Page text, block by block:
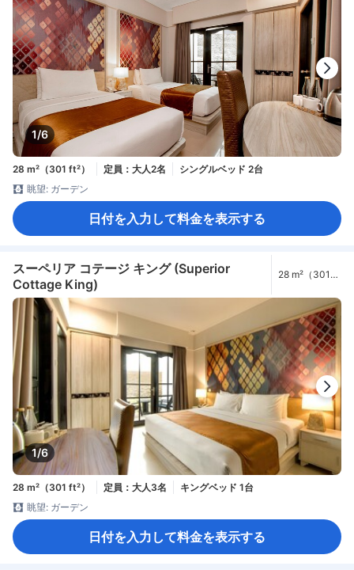
1/6
28 m²（301 ft²） 定員：大人2名
シングルベッド 2台
眺望: ガーデン
日付を入力して料金を表示する
スーペリア コテージ キング (Superior
Cottage King)
28 m²（301
1/6
28 m²（301 ft²） 定員：大人3名
キングベッド 1台
眺望: ガーデン
日付を入力して料金を表示する